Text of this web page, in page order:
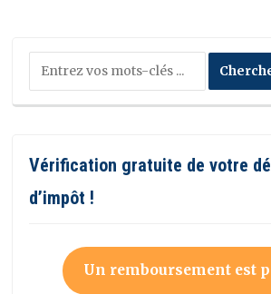
Vérification gratuite de votre
d’impôt !
Un remboursement est